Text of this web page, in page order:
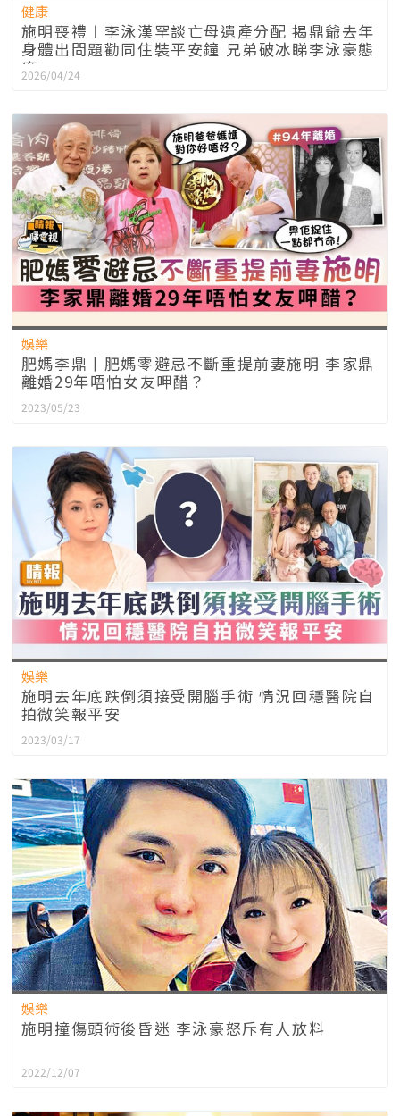
健康
施明喪禮︱李泳漢罕談亡母遺產分配 揭鼎爺去年
身體出問題勸同住裝平安鐘 兄弟破冰睇李泳豪態
度
2026/04/24
娛樂
肥媽李鼎丨肥媽零避忌不斷重提前妻施明 李家鼎
離婚29年唔怕女友呷醋？
2023/05/23
娛樂
施明去年底跌倒須接受開腦手術 情況回穩醫院自
拍微笑報平安
2023/03/17
娛樂
施明撞傷頭術後昏迷 李泳豪怒斥有人放料
2022/12/07